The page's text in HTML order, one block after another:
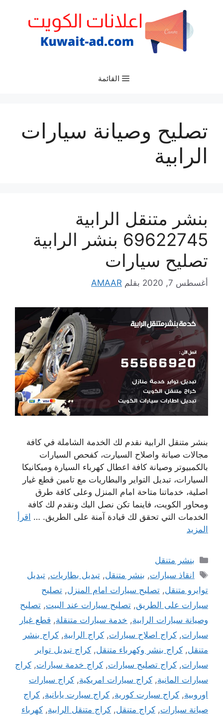
القائمة
تصليح وصيانة سيارات
الرابية
بنشر متنقل الرابية
69622745 بنشر الرابية
تصليح سيارات
أغسطس 7, 2020 بقلم AMAAR
بنشر متنقل الرابية نقدم لك الخدمة الشاملة في كافة
مجالات صيانة واصلاح السيارت، كفحص السيارات
بالكمبيوتر وصيانة كافة اعطال كهرباء السيارة وميكانيكا
السيارات، تبديل التواير والبطاريات مع تامين قطع غيار
اصلية، خدماتنا متاحة امام المنزل وعلى كافة طرق
ومحاور الكويت، فاينما تكن نصل اليك ونقدم لك كافة
الخدمات التي تحقق لك قيادة آمنة على الطريق. … اقرأ
المزيد
التصنيفات
بنشر متنقل
الوسوم
انقاذ سيارات, بنشر متنقل,تبديل بطاريات,تبديل
توايرو متنقل, تصليح سيارات امام المنزل, تصليح
سيارات على الطريق, تصليح سيارات عند البيت, تصليح
وصيانة سيارات الرابية, خدمة سيارات متنقلة, قطع غيار
سيارات, كراج اصلاح سيارات, كراج الرابية, كراج بنشر
متنقل, كراج بنشر وكهرباء متنقل, كراج تبديل تواير
سيارات, كراج تصليح سيارات, كراج خدمة سيارات, كراج
سيارات المانية, كراج سيارات امريكية, كراج سيارات
اوروبية, كراج سيارت كورية, كراج سيارت يابانية, كراج
صيانة سيارات, كراج متنقل, كراج متنقل الرابية, كهرباء